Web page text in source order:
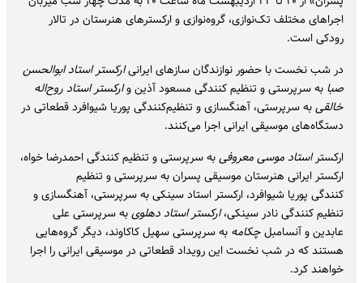
اجراهای مختلف تک‌نوازی، گروه‌نوازی و ارکسترهای هنرستان در تالار
رودکی است.
در شب نخست با حضور نوازندگان سازهای ایرانیارکستر استاد ابوالحسن
صبا به سرپرستی و تنظیم کنندگی مسعود آذین وارکستر استاد روح‌اله
خالقیبه سرپرستی، آهنگسازی و تنظیم‌کنندگی پوریا شیوافرد قطعاتی در
دستگاه‌های موسیقی ایرانی اجرا می‌کنند.
ارکستراستاد موسی معروفیبه سرپرستی و تنظیم کنندگی احمدرضا خواه،
ارکستر ایرانی هنرستان موسیقی پسران به سرپرستی و تنظیم
کنندگی پوریا شیوافرد، ارکستر استاد سینکی به سرپرستی، آهنگسازی و
تنظیم کنندگی نادر سینکی،ارکستر استاد دهلویبه سرپرستی علی
عابدین و آنسامبلچکامه به سرپرستی سهیل کاکاوند، دیگر گروه‌هایی
هستند که در شب نخست این رویداد قطعاتی در موسیقی ایرانی را اجرا
خواهند کرد.